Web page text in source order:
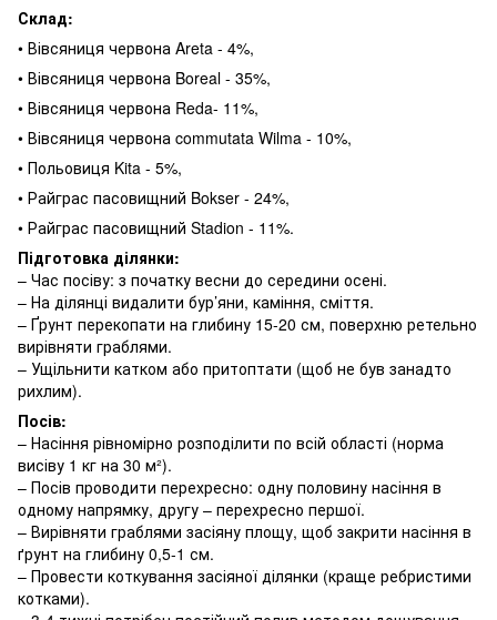
Склад:
• Вівсяниця червона Areta - 4%,
• Вівсяниця червона Boreal - 35%,
• Вівсяниця червона Reda- 11%,
• Вівсяниця червона commutata Wilma - 10%,
• Польовиця Kita - 5%,
• Райграс пасовищний Bokser - 24%,
• Райграс пасовищний Stadion - 11%.
Підготовка ділянки:
– Час посіву: з початку весни до середини осені.
– На ділянці видалити бур’яни, каміння, сміття.
– Ґрунт перекопати на глибину 15-20 см, поверхню ретельно
вирівняти граблями.
– Ущільнити катком або притоптати (щоб не був занадто
рихлим).
Посів:
– Насіння рівномірно розподілити по всій області (норма
висіву 1 кг на 30 м²).
– Посів проводити перехресно: одну половину насіння в
одному напрямку, другу – перехресно першої.
– Вирівняти граблями засіяну площу, щоб закрити насіння в
ґрунт на глибину 0,5-1 см.
– Провести коткування засіяної ділянки (краще ребристими
котками).